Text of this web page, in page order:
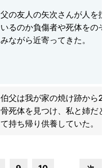
父の友人の矢次さんが人を
いるのか負傷者や死体をの
みながら近寄ってきた。
伯父は我が家の焼け跡から2
骨死体を見つけ、私と姉だ
て持ち帰り供養していた。